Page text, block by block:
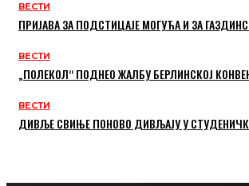
ВЕСТИ
ПРИЈАВА ЗА ПОДСТИЦАЈЕ МОГУЋА И ЗА
ВЕСТИ
„ПОЛЕКОЛ“ ПОДНЕО ЖАЛБУ БЕРЛИНСКОЈ
ВЕСТИ
ДИВЉЕ СВИЊЕ ПОНОВО ДИВЉАЈУ У